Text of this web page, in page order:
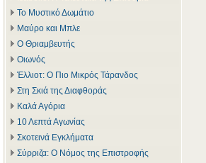
Το Μυστικό Δωμάτιο
Μαύρο και Μπλε
Ο Θριαμβευτής
Οιωνός
Έλλιοτ: Ο Πιο Μικρός Τάρανδος
Στη Σκιά της Διαφθοράς
Καλά Αγόρια
10 Λεπτά Αγωνίας
Σκοτεινά Εγκλήματα
Σύρριζα: Ο Νόμος της Επιστροφής